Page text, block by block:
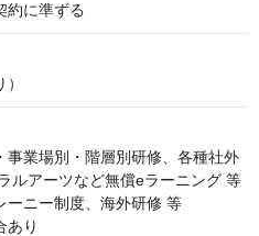
約に準ずる
事業場別・階層別研修、各種社外
ルアーツなど無償eラーニング 等
ーニー制度、海外研修 等
あり